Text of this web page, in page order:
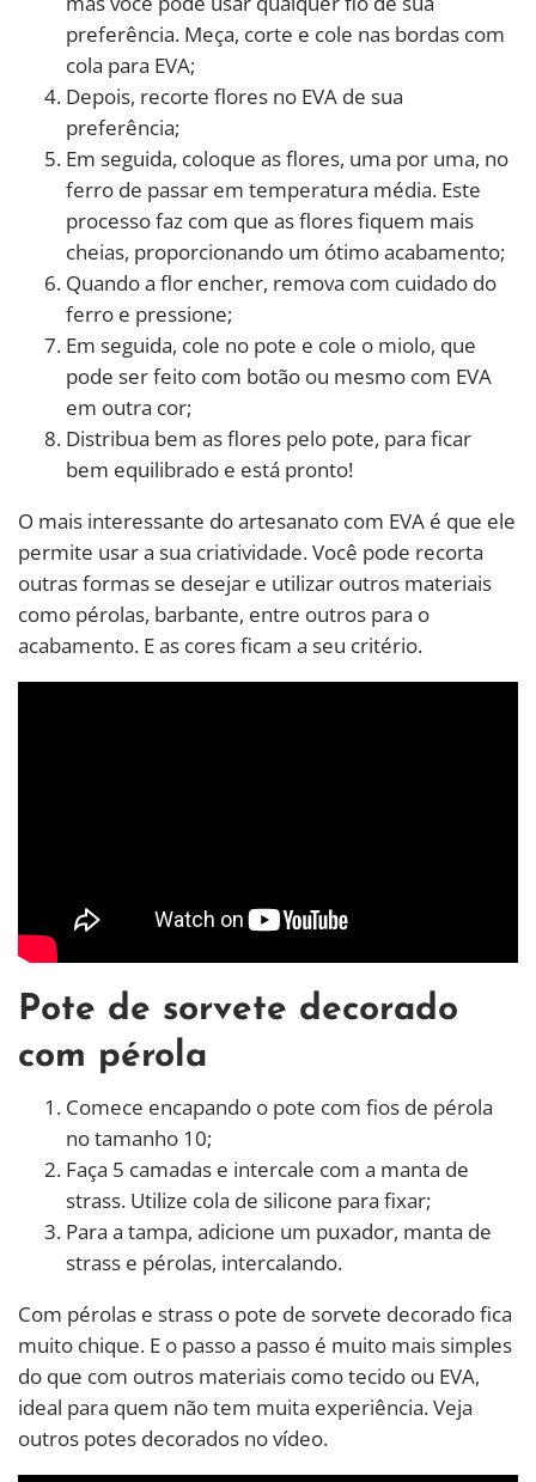
preferência. Meça, corte e cole nas bordas com
cola para EVA;
Depois, recorte flores no EVA de sua
preferência;
Em seguida, coloque as flores, uma por uma, no
ferro de passar em temperatura média. Este
processo faz com que as flores fiquem mais
cheias, proporcionando um ótimo acabamento;
Quando a flor encher, remova com cuidado do
ferro e pressione;
Em seguida, cole no pote e cole o miolo, que
pode ser feito com botão ou mesmo com EVA
em outra cor;
Distribua bem as flores pelo pote, para ficar
bem equilibrado e está pronto!
O mais interessante do artesanato com EVA é que ele
permite usar a sua criatividade. Você pode recorta
outras formas se desejar e utilizar outros materiais
como pérolas, barbante, entre outros para o
acabamento. E as cores ficam a seu critério.
Pote de sorvete decorado
com pérola
Comece encapando o pote com fios de pérola
no tamanho 10;
Faça 5 camadas e intercale com a manta de
strass. Utilize cola de silicone para fixar;
Para a tampa, adicione um puxador, manta de
strass e pérolas, intercalando.
Com pérolas e strass o pote de sorvete decorado fica
muito chique. E o passo a passo é muito mais simples
do que com outros materiais como tecido ou EVA,
ideal para quem não tem muita experiência. Veja
outros potes decorados no vídeo.